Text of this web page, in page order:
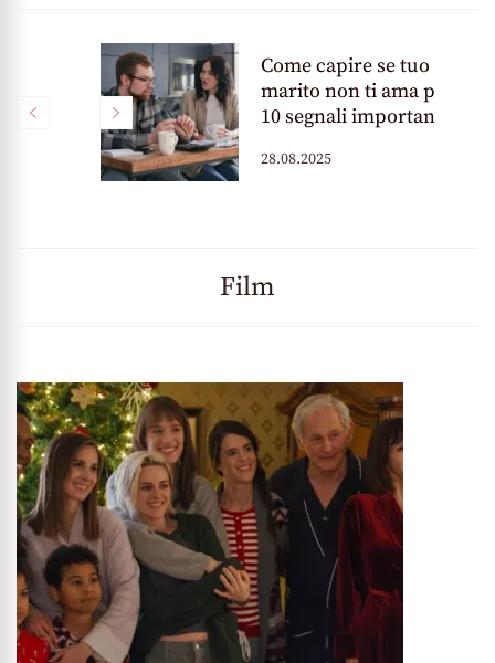
Come capire se tuo
marito non ti ama più:
10 segnali importanti
28.08.2025
Film